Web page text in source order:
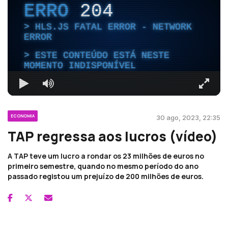
ERRO204
HLS.JS FATAL ERROR - NETWORK
ERROR
ESTE CONTEÚDO ESTÁ NESTE
MOMENTO INDISPONÍVEL
ECONOMIA 30 ago, 2023, 22:35
TAP regressa aos lucros (vídeo)
A TAP teve um lucro a rondar os 23 milhões de euros no
primeiro semestre, quando no mesmo período do ano
passado registou um prejuízo de 200 milhões de euros.